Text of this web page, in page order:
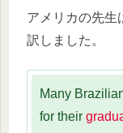
アメリカの先生
訳しました。
Many
for their